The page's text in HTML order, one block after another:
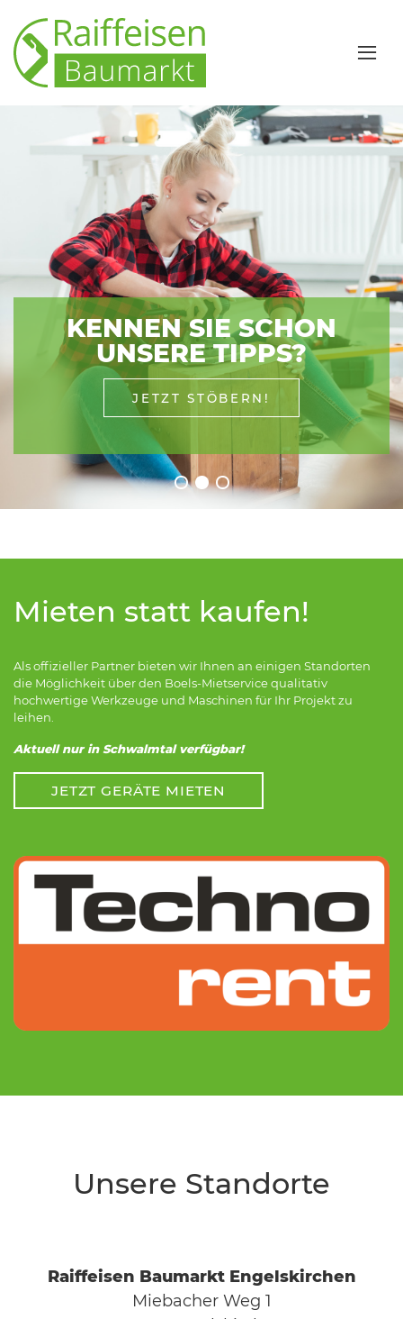
KENNEN SIE SCHON
UNSERE TIPPS?
JETZT STÖBERN!
Mieten statt kaufen!
Als offizieller Partner bieten wir Ihnen an einigen Standorten
die Möglichkeit über den Boels-Mietservice qualitativ
hochwertige Werkzeuge und Maschinen für Ihr Projekt zu
leihen.
Aktuell nur in Schwalmtal verfügbar!
JETZT GERÄTE MIETEN
Unsere Standorte
Raiffeisen Baumarkt Engelskirchen
Miebacher Weg 1